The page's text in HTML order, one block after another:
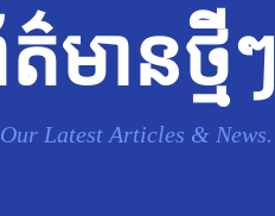
មានថ្មីៗ
Our Latest Articles & News.